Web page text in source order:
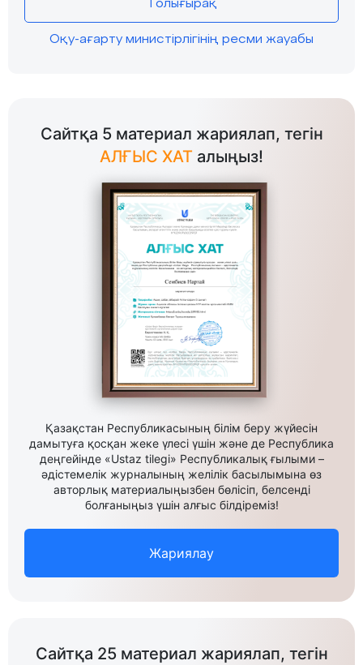
Толығырақ
Оқу-ағарту министірлігінің ресми жауабы
Сайтқа 5 материал жариялап, тегін
АЛҒЫС ХАТ алыңыз!
Қазақстан Республикасының білім беру жүйесін
дамытуға қосқан жеке үлесі үшін және де Республика
деңгейінде «Ustaz tilegi» Республикалық ғылыми –
әдістемелік журналының желілік басылымына өз
авторлық материалыңызбен бөлісіп, белсенді
болғаныңыз үшін алғыс білдіреміз!
Жариялау
Сайтқа 25 материал жариялап, тегін